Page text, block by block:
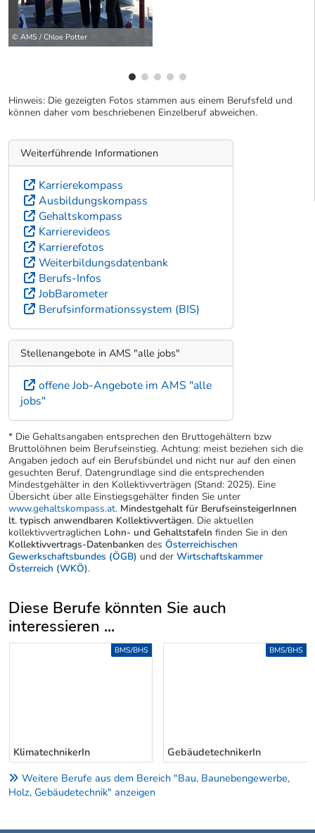
© AMS / Chloe Potter
Hinweis: Die gezeigten Fotos stammen aus einem Berufsfeld und
können daher vom beschriebenen Einzelberuf abweichen.
Weiterführende Informationen
Karrierekompass
Ausbildungskompass
Gehaltskompass
Karrierevideos
Karrierefotos
Weiterbildungsdatenbank
Berufs-Infos
JobBarometer
Berufsinformationssystem (BIS)
Stellenangebote in AMS "alle jobs"
offene Job-Angebote im AMS "alle
jobs"
* Die Gehaltsangaben entsprechen den Bruttogehältern bzw
Bruttolöhnen beim Berufseinstieg. Achtung: meist beziehen sich die
Angaben jedoch auf ein Berufsbündel und nicht nur auf den einen
gesuchten Beruf. Datengrundlage sind die entsprechenden
Mindestgehälter in den Kollektivverträgen (Stand: 2025). Eine
Übersicht über alle Einstiegsgehälter finden Sie unter
www.gehaltskompass.at. Mindestgehalt für BerufseinsteigerInnen
lt. typisch anwendbaren Kollektivvertägen. Die aktuellen
kollektivvertraglichen Lohn- und Gehaltstafeln finden Sie in den
Kollektivvertrags-Datenbanken des Österreichischen
Gewerkschaftsbundes (ÖGB) und der Wirtschaftskammer
Österreich (WKÖ).
Diese Berufe könnten Sie auch
interessieren ...
Uber weitere Berufsvorschläge
KlimatechnikerIn
BMS/BHS
GebäudetechnikerIn
BMS/BHS
Weitere Berufe aus dem Bereich "Bau, Baunebengewerbe,
Holz, Gebäudetechnik" anzeigen